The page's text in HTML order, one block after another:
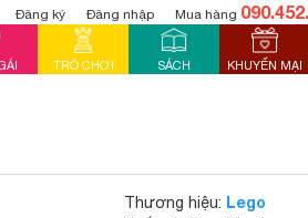
Đăng ký Đăng nhập Mua hàng
TRÒ CHƠI SÁCH KHUYẾN MẠI
Thương hiệu: Lego